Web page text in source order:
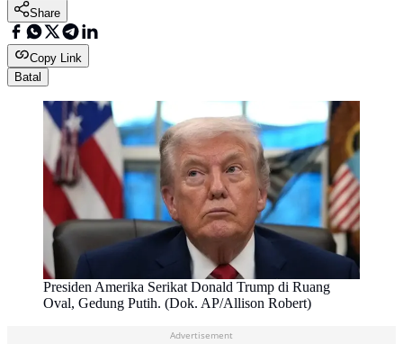
Share
Copy Link
Batal
Presiden Amerika Serikat Donald Trump di Ruang
Oval, Gedung Putih. (Dok. AP/Allison Robert)
Advertisement